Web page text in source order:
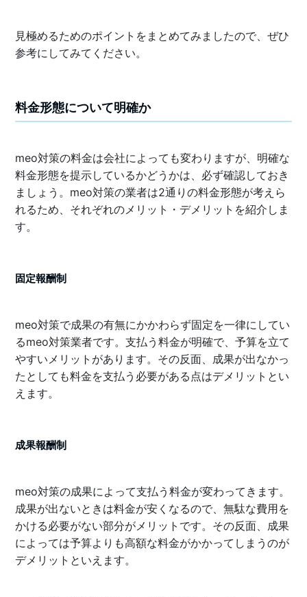
見極めるためのポイントをまとめてみましたので、ぜひ
参考にしてみてください。
料金形態について明確か
meo対策の料金は会社によっても変わりますが、明確な
料金形態を提示しているかどうかは、必ず確認しておき
ましょう。meo対策の業者は2通りの料金形態が考えら
れるため、それぞれのメリット・デメリットを紹介しま
す。
固定報酬制
meo対策で成果の有無にかかわらず固定を一律にしてい
るmeo対策業者です。支払う料金が明確で、予算を立て
やすいメリットがあります。その反面、成果が出なかっ
たとしても料金を支払う必要がある点はデメリットとい
えます。
成果報酬制
meo対策の成果によって支払う料金が変わってきます。
成果が出ないときは料金が安くなるので、無駄な費用を
かける必要がない部分がメリットです。その反面、成果
によっては予算よりも高額な料金がかかってしまうのが
デメリットといえます。